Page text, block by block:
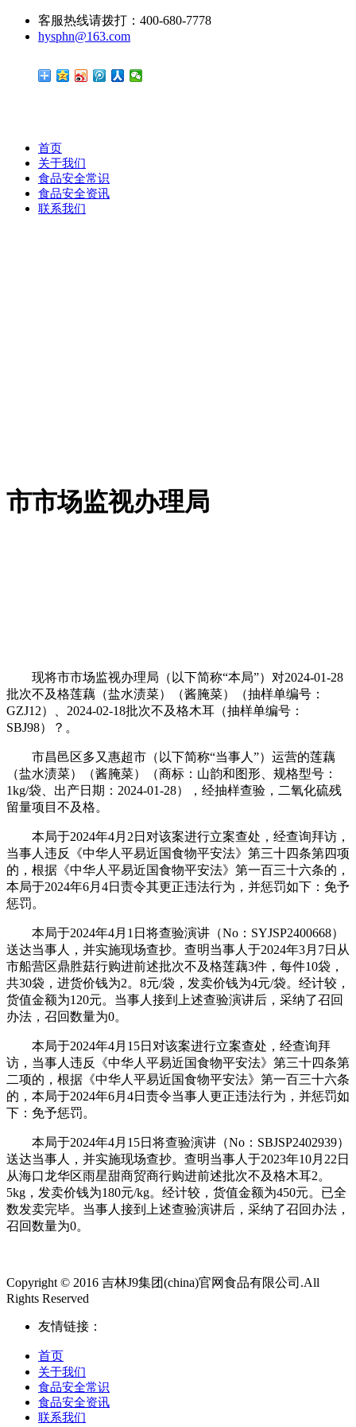
客服热线请拨打：400-680-7778
hysphn@163.com
首页
关于我们
食品安全常识
食品安全资讯
联系我们
市市场监视办理局
现将市市场监视办理局（以下简称“本局”）对2024-01-28
批次不及格莲藕（盐水渍菜）（酱腌菜）（抽样单编号：
GZJ12）、2024-02-18批次不及格木耳（抽样单编号：
SBJ98）？。
市昌邑区多又惠超市（以下简称“当事人”）运营的莲藕
（盐水渍菜）（酱腌菜）（商标：山韵和图形、规格型号：
1kg/袋、出产日期：2024-01-28），经抽样查验，二氧化硫残
留量项目不及格。
本局于2024年4月2日对该案进行立案查处，经查询拜访，
当事人违反《中华人平易近国食物平安法》第三十四条第四项
的，根据《中华人平易近国食物平安法》第一百三十六条的，
本局于2024年6月4日责令其更正违法行为，并惩罚如下：免予
惩罚。
本局于2024年4月1日将查验演讲（No：SYJSP2400668）
送达当事人，并实施现场查抄。查明当事人于2024年3月7日从
市船营区鼎胜菇行购进前述批次不及格莲藕3件，每件10袋，
共30袋，进货价钱为2。8元/袋，发卖价钱为4元/袋。经计较，
货值金额为120元。当事人接到上述查验演讲后，采纳了召回
办法，召回数量为0。
本局于2024年4月15日对该案进行立案查处，经查询拜
访，当事人违反《中华人平易近国食物平安法》第三十四条第
二项的，根据《中华人平易近国食物平安法》第一百三十六条
的，本局于2024年6月4日责令当事人更正违法行为，并惩罚如
下：免予惩罚。
本局于2024年4月15日将查验演讲（No：SBJSP2402939）
送达当事人，并实施现场查抄。查明当事人于2023年10月22日
从海口龙华区雨星甜商贸商行购进前述批次不及格木耳2。
5kg，发卖价钱为180元/kg。经计较，货值金额为450元。已全
数发卖完毕。当事人接到上述查验演讲后，采纳了召回办法，
召回数量为0。
Copyright © 2016 吉林J9集团(china)官网食品有限公司.All
Rights Reserved
友情链接：
首页
关于我们
食品安全常识
食品安全资讯
联系我们